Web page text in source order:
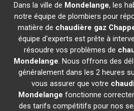
Dans la ville de Mondelange, les
notre équipe de plombiers pour
matière de chaudière gaz
équipe d'experts est prête à
résoudre vos problèmes de
Mondelange. Nous offrons des
généralement dans les 2 heures
vous assurer que votre
Mondelange fonctionne
des tarifs compétitifs pour nos